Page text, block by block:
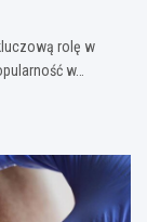
rolę w
w…